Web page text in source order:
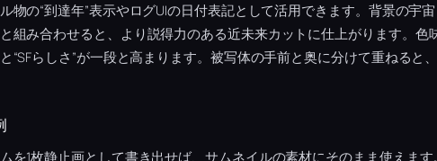
物の“到達年”表示やログUIの日付表記として活用できます。背景の宇
組み合わせると、より説得力のある近未来カットに仕上がります。色
“SFらしさ”が一段と高まります。被写体の手前と奥に分けて重ねると
を1枚静止画として書き出せば、サムネイルの素材にそのまま使えま